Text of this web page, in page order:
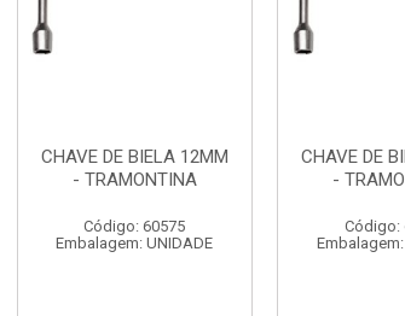
CHAVE DE BIELA 12MM
- TRAMONTINA
Código: 60575
Embalagem: UNIDADE
CHAVE DE
-
Código: